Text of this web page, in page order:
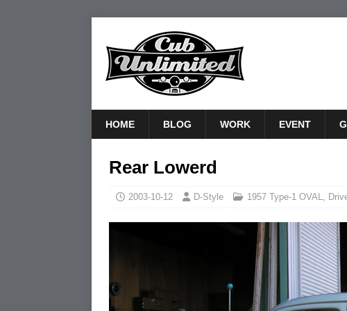
HOME BLOG WORK EVENT
Rear Lowerd
2003-10-12 D-Style 1957 Type-1 OVAL,